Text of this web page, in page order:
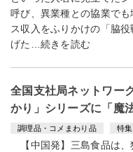
呼び、異業種との協業で
ス収入をふりかけの「脇
げた…続きを読む
全国支社局ネットワー
かり」シリーズに「魔
調理品・コメまわり品 特集
【中国発】三島食品は、